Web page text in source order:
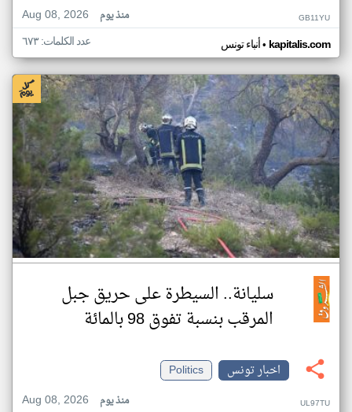
Aug 08, 2026
منذ يوم GB11YU
أنباء تونس• kapitalis.com عدد الكلمات: ٦٧٣
سليانة.. السيطرة على حريق جبل
المرقب بنسبة تفوق 98 بالمائة
اخبار تونس
Politics
Aug 08, 2026
منذ يوم UL97TU